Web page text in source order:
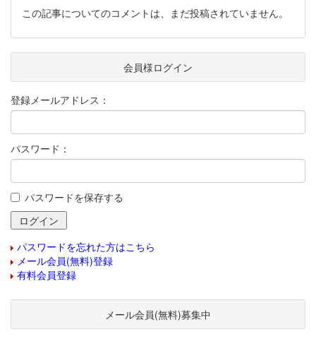
この記事についてのコメントは、まだ投稿されていません。
会員様ログイン
登録メールアドレス：
パスワード：
パスワードを保存する
パスワードを忘れた方はこちら
メール会員(無料)登録
有料会員登録
メール会員(無料)募集中